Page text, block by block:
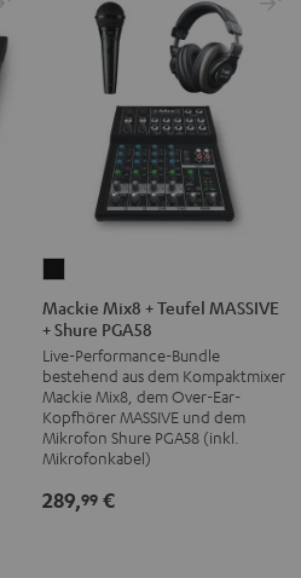
Mix8
+
Teufel
MASSIVE
+
Shure
Schwarz
Mackie Mix8 + Teufel MASSIVE
+ Shure PGA58
Live-Performance-Bundle
bestehend aus dem Kompaktmixer
Mackie Mix8, dem Over-Ear-
Kopfhörer MASSIVE und dem
Mikrofon Shure PGA58 (inkl.
Mikrofonkabel)
289,99 €